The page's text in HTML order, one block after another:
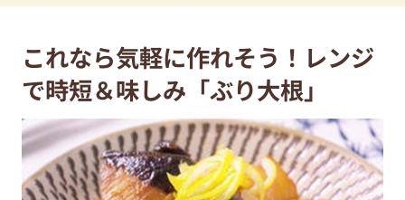
これなら気軽に作れそう！レンジ
で時短＆味しみ「ぶり大根」